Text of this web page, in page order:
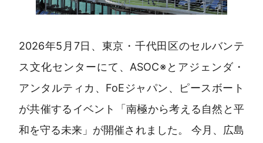
2026年5月7日、東京・千代田区のセルバンテ
ス文化センターにて、ASOC※とアジェンダ・
アンタルティカ、FoEジャパン、ピースボート
が共催するイベント「南極から考える自然と平
和を守る未来」が開催されました。 今月、広島